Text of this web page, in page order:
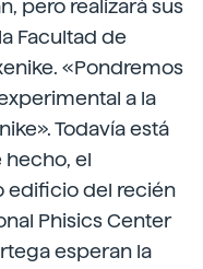
pero realizará sus
Facultad de
«Pondremos
a la
Todavía está
hecho, el
edificio del recién
Phisics Center
esperan la